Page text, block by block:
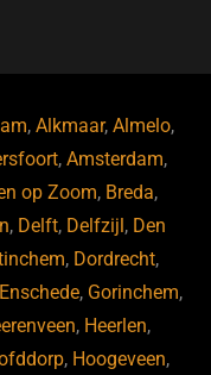
,Alkmaar,Almelo,
,Amsterdam,
op Zoom, Breda,
, Delft, Delfzijl, Den
, Dordrecht,
Enschede, Gorinchem,
, Heerlen,
, Hoogeveen,